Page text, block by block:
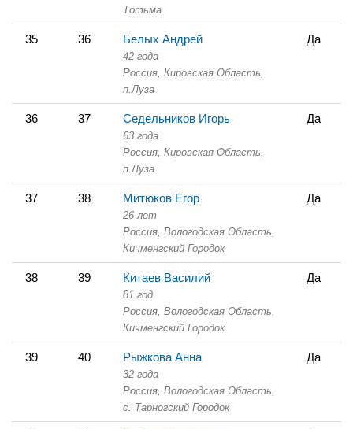
Тотьма
35 36 Белых Андрей
42 года
Россия, Кировская Область,
п.Луза
Да
36 37 Седельников Игорь
63 года
Россия, Кировская Область,
п.Луза
Да
37 38 Митюков Егор
26 лет
Россия, Вологодская Область,
Кичменгский Городок
Да
38 39 Китаев Василий
81 год
Россия, Вологодская Область,
Кичменгский Городок
Да
39 40 Рыжкова Анна
32 года
Россия, Вологодская Область,
с. Тарногский Городок
Да